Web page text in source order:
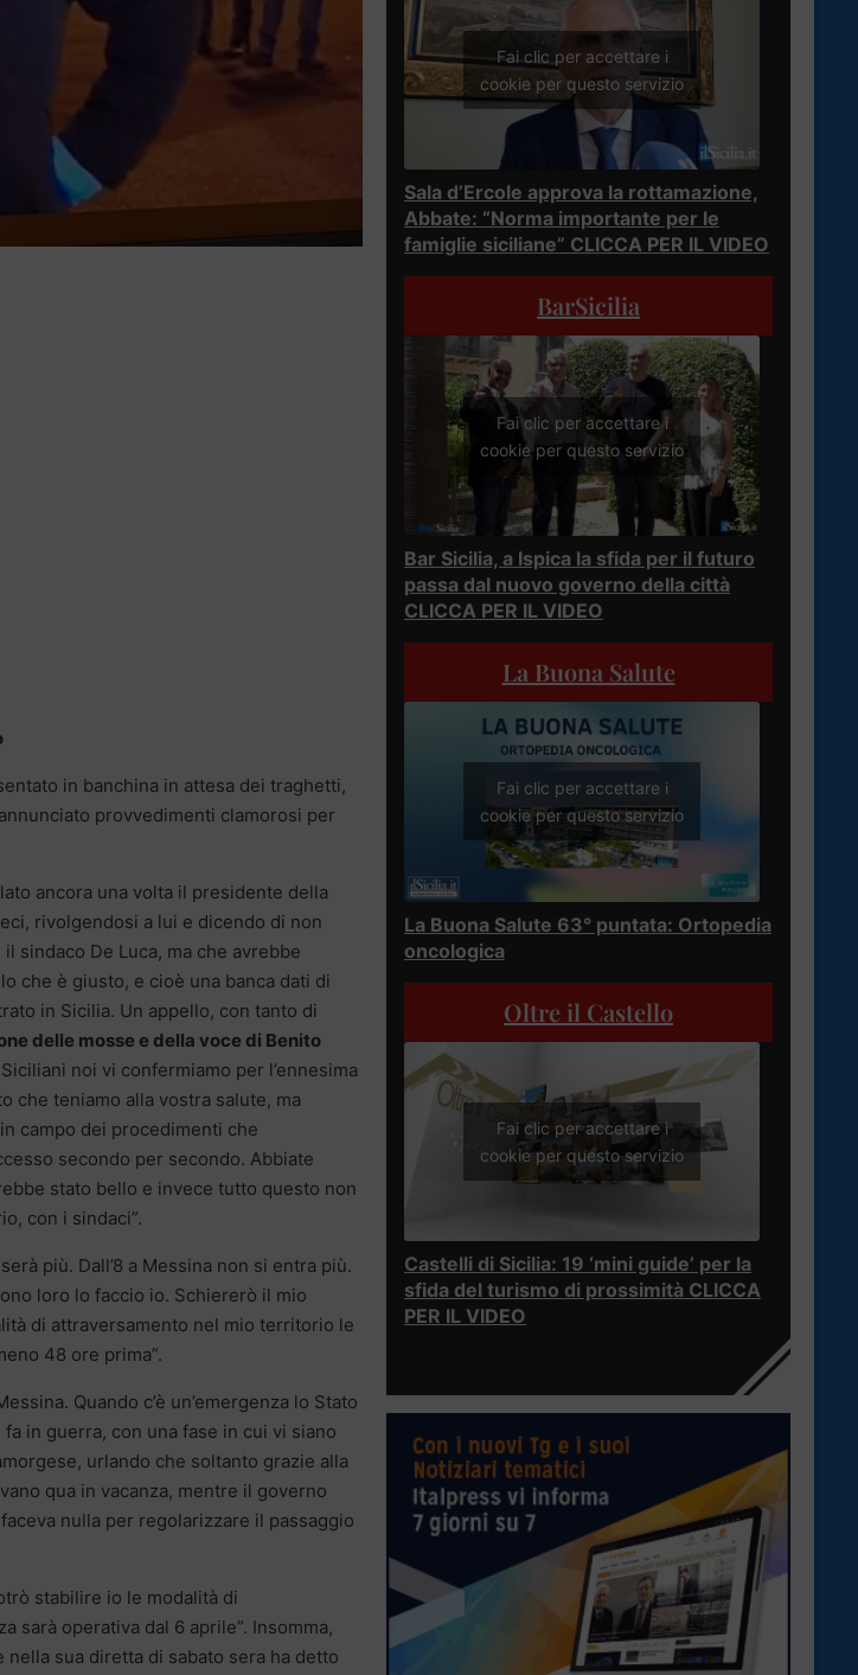
in banchina in attesa dei traghetti,
provvedimenti clamorosi per
ancora una volta il presidente della
rivolgendosi a lui e dicendo di non
sindaco De Luca, ma che avrebbe
che è giusto, e cioè una banca dati di
in Sicilia. Un appello, con tanto di
delle mosse e della voce di Benito
Siciliani noi vi confermiamo per l’ennesima
che teniamo alla vostra salute, ma
campo dei procedimenti che
secondo per secondo. Abbiate
stato bello e invece tutto questo non
con i sindaci”.
più. Dall’8 a Messina non si entra più.
loro lo faccio io. Schiererò il mio
di attraversamento nel mio territorio le
48 ore prima”.
Quando c’è un’emergenza lo Stato
in guerra, con una fase in cui vi siano
urlando che soltanto grazie alla
qua in vacanza, mentre il governo
nulla per regolarizzare il passaggio
stabilire io le modalità di
sarà operativa dal 6 aprile”. Insomma,
sua diretta di sabato sera ha detto
Fai clic per accettare i
cookie per questo servizio
Sala d’Ercole approva la rottamazione,
Abbate: “Norma importante per le
famiglie siciliane” CLICCA PER IL VIDEO
BarSicilia
Fai clic per accettare i
cookie per questo servizio
Bar Sicilia, a Ispica la sfida per il futuro
passa dal nuovo governo della città
CLICCA PER IL VIDEO
La Buona Salute
Fai clic per accettare i
cookie per questo servizio
La Buona Salute 63° puntata: Ortopedia
oncologica
Oltre il Castello
Fai clic per accettare i
cookie per questo servizio
Castelli di Sicilia: 19 ‘mini guide’ per la
sfida del turismo di prossimità CLICCA
PER IL VIDEO